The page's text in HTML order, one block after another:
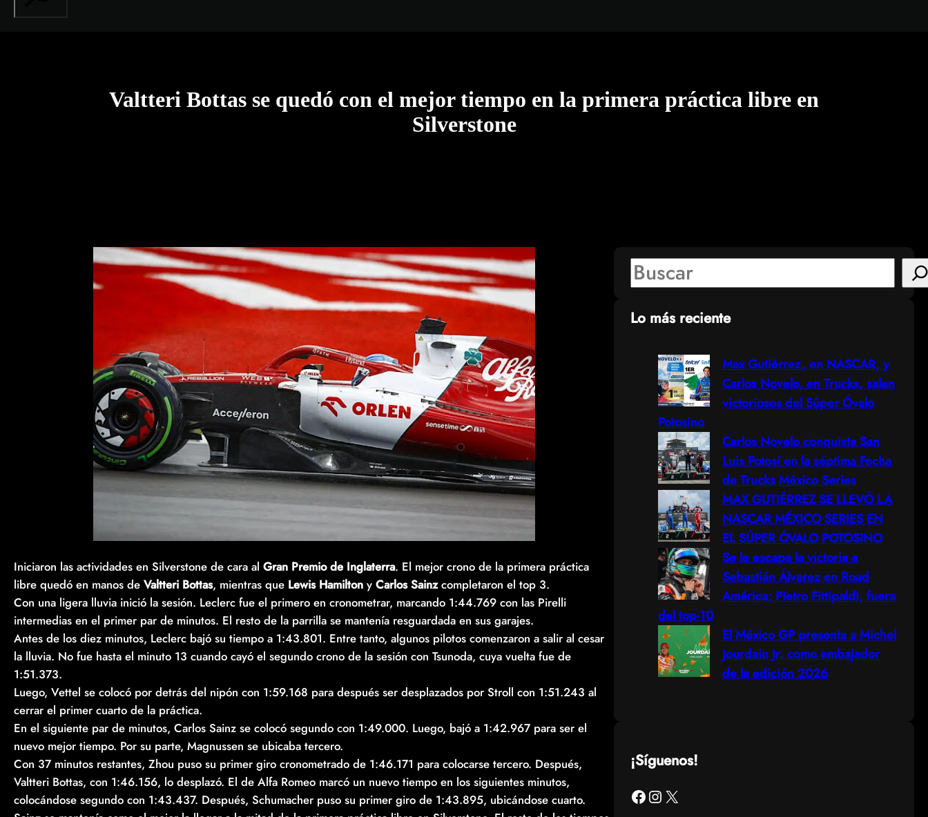
Valtteri Bottas se quedó con el mejor tiempo en la primera práctica libre en
Silverstone
Iniciaron las actividades en Silverstone de cara al Gran Premio de Inglaterra. El mejor crono de la primera práctica
libre quedó en manos de Valtteri Bottas, mientras que Lewis Hamilton y Carlos Sainzcompletaron el top 3.
Con una ligera lluvia inició la sesión. Leclerc fue el primero en cronometrar, marcando 1:44.769 con las Pirelli
intermedias en el primer par de minutos. El resto de la parrilla se mantenía resguardada en sus garajes.
Antes de los diez minutos, Leclerc bajó su tiempo a 1:43.801. Entre tanto, algunos pilotos comenzaron a salir al cesar
la lluvia. No fue hasta el minuto 13 cuando cayó el segundo crono de la sesión con Tsunoda, cuya vuelta fue de
1:51.373.
Luego, Vettel se colocó por detrás del nipón con 1:59.168 para después ser desplazados por Stroll con 1:51.243 al
cerrar el primer cuarto de la práctica.
En el siguiente par de minutos, Carlos Sainz se colocó segundo con 1:49.000. Luego, bajó a 1:42.967 para ser el
nuevo mejor tiempo. Por su parte, Magnussen se ubicaba tercero.
Con 37 minutos restantes, Zhou puso su primer giro cronometrado de 1:46.171 para colocarse tercero. Después,
Valtteri Bottas, con 1:46.156, lo desplazó. El de Alfa Romeo marcó un nuevo tiempo en los siguientes minutos,
colocándose segundo con 1:43.437. Después, Schumacher puso su primer giro de 1:43.895, ubicándose cuarto.
S
eLo más reciente
Max Gutiérrez, en NASCAR, y
Carlos Novelo, en Trucks, salen
victoriosos del Súper Óvalo
Potosino
Carlos Novelo conquista San
Luis Potosí en la séptima Fecha
de Trucks México Series
MAX GUTIÉRREZ SE LLEVÓ LA
NASCAR MÉXICO SERIES EN
EL SÚPER ÓVALO POTOSINO
Se le escapa la victoria a
Sebastián Álvarez en Road
América; Pietro Fittipaldi, fuera
del top-10
El México GP presenta a Michel
Jourdain Jr. como embajador
de la edición 2026
¡Síguenos!
Facebook Instagram X